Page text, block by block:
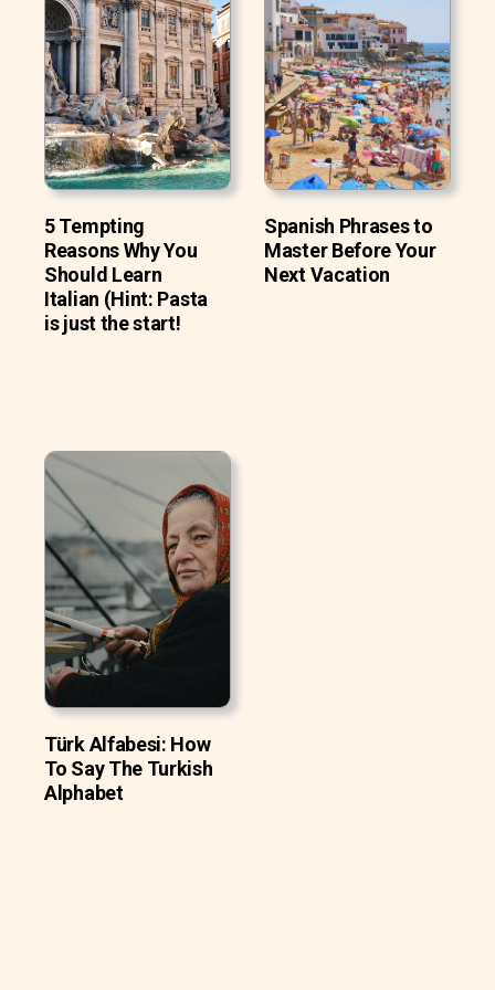
5 Tempting
Reasons Why You
Should Learn
Italian (Hint: Pasta
is just the start!
Spanish Phrases to
Master Before Your
Next Vacation
Türk Alfabesi: How
To Say The Turkish
Alphabet